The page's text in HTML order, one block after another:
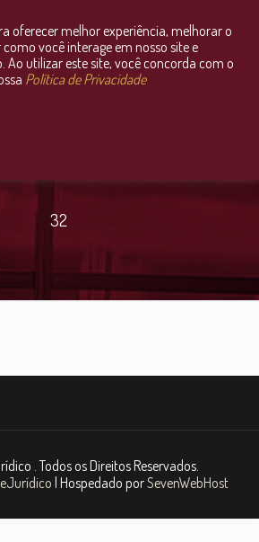
Consultoria Jurídica OnLine
32
. Todos os Direitos Reservados.
| Hospedado porSevenWebHost
oferecer melhor experiência, melhorar o
você interage em nosso site e
Ao utilizar este site, você concorda com o
Política de Privacidade